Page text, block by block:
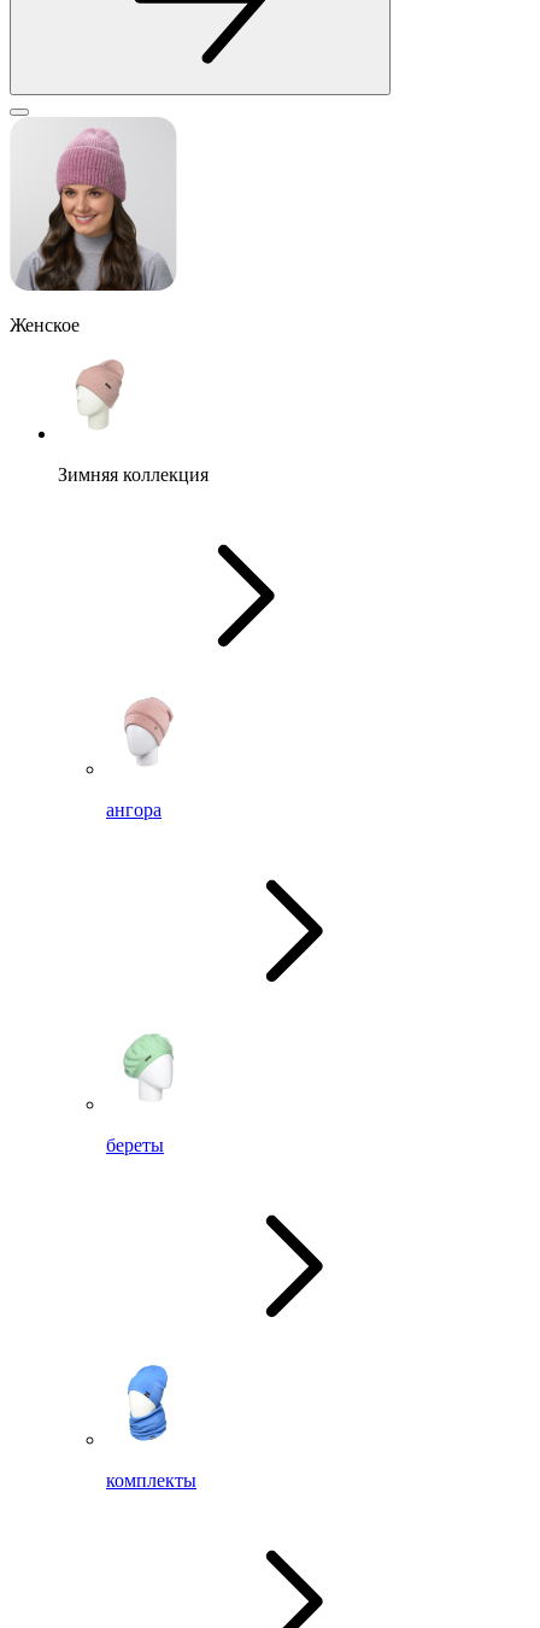
Женское
Зимняя коллекция
ангора
береты
комплекты